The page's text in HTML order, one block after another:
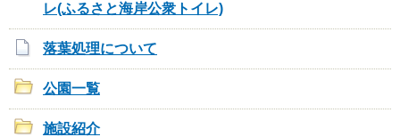
レ(ふるさと海岸公衆トイレ)
落葉処理について
公園一覧
施設紹介